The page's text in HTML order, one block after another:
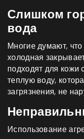
Слишком
вода
Многие думают,
холодная
подходят для кожи
теплую воду,
загрязнения, не
Использование